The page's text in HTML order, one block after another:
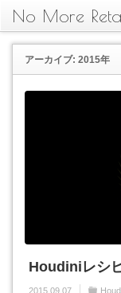
No More
アーカイブ: 2015年
Houdiniレシ
2015.09.07